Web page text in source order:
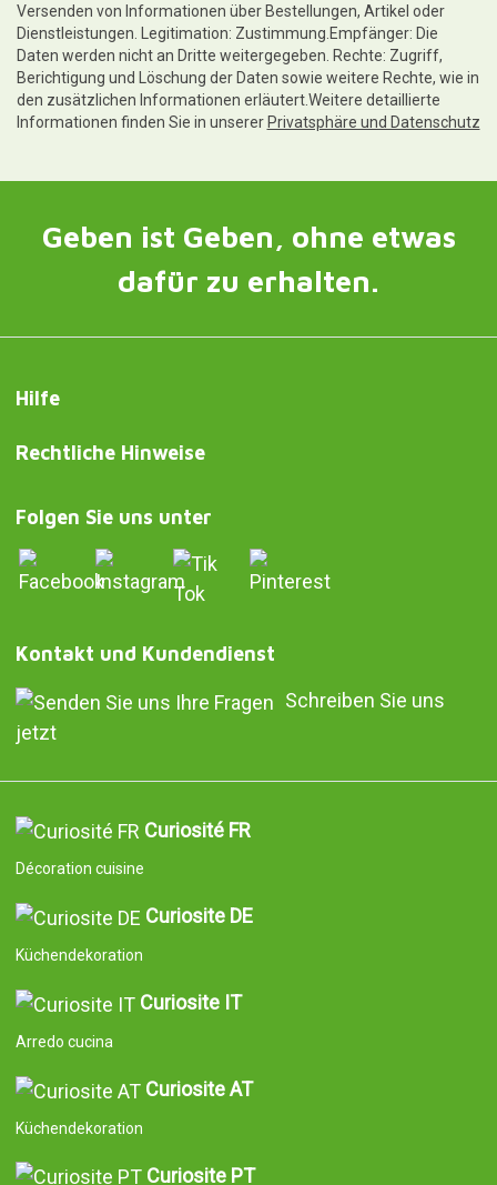
Versenden von Informationen über Bestellungen, Artikel oder
Dienstleistungen. Legitimation: Zustimmung.Empfänger: Die
Daten werden nicht an Dritte weitergegeben. Rechte: Zugriff,
Berichtigung und Löschung der Daten sowie weitere Rechte, wie in
den zusätzlichen Informationen erläutert.Weitere detaillierte
Informationen finden Sie in unserer Privatsphäre und Datenschutz
Geben ist Geben, ohne etwas
dafür zu erhalten.
Hilfe
Rechtliche Hinweise
Folgen Sie uns unter
Kontakt und Kundendienst
Schreiben Sie uns
jetzt
Curiosité FR
Décoration cuisine
Curiosite DE
Küchendekoration
Curiosite IT
Arredo cucina
Curiosite AT
Küchendekoration
Curiosite PT